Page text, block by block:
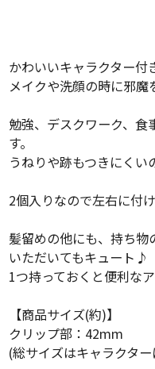
かわいいキャラクター付
メイクや洗顔の時に邪魔
勉強、デスクワーク、食
す。
うねりや跡もつきにくい
2個入りなので左右に付け
髪留めの他にも、持ち
いただいてもキュート♪
1つ持っておくと便利なア
【商品サイズ(約)】
クリップ部：42mm
(総サイズはキャラクタ